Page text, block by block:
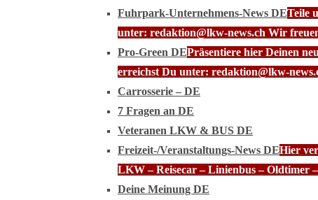
Fuhrpark-Unternehmens-News DETeile
unter: redaktion@lkw-news.ch Wir
Pro-Green DEPräsentiere hier Deinen
erreichst Du unter: redaktion@lkw-
Carrosserie – DE
7 Fragen an DE
Veteranen LKW & BUS DE
Freizeit-/Veranstaltungs-News DEHier
LKW – Reisecar – Linienbus – Oldtimer
Deine Meinung DE